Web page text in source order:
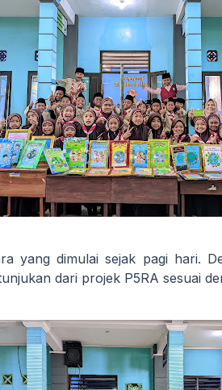
yang dimulai sejak pagi hari.
dari projek P5RA sesuai